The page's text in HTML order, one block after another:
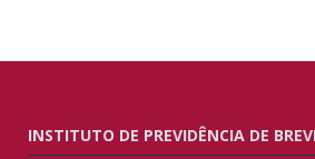
INSTITUTO DE PREVIDÊNCIA DE